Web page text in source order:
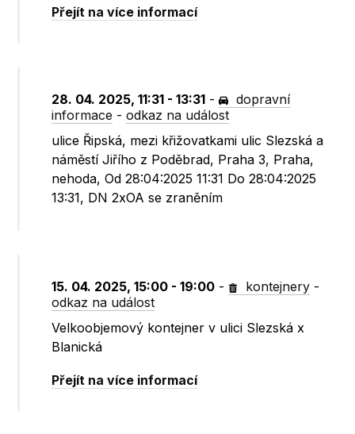
Přejít na více informací
28. 04. 2025, 11:31 - 13:31 -
dopravní
informace -odkaz na událost
ulice Řipská, mezi křižovatkami ulic Slezská a
náměstí Jiřího z Poděbrad, Praha 3, Praha,
nehoda, Od 28:04:2025 11:31 Do 28:04:2025
13:31, DN 2xOA se zraněním
15. 04. 2025, 15:00 - 19:00 - kontejnery -
odkaz na událost
Velkoobjemový kontejner v ulici Slezská x
Blanická
Přejít na více informací